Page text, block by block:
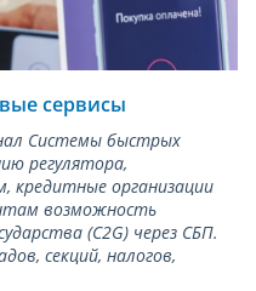
сервисы
Системы быстрых
регулятора,
кредитные организации
возможность
(С2G) через СБП.
секций, налогов,